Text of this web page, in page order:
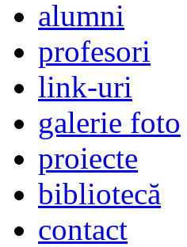
alumni
profesori
link-uri
galerie foto
proiecte
bibliotecă
contact